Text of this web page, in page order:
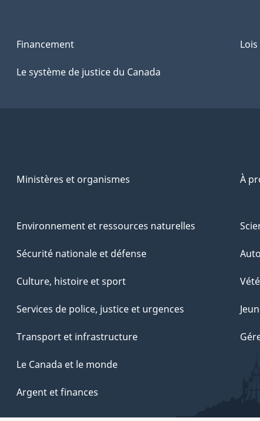
Financement
Le système de justice du Canada
Lois
Ministères et organismes À
Environnement et ressources naturelles
Sécurité nationale et défense
Culture, histoire et sport
Services de police, justice et urgences
Transport et infrastructure
Le Canada et le monde
Argent et finances